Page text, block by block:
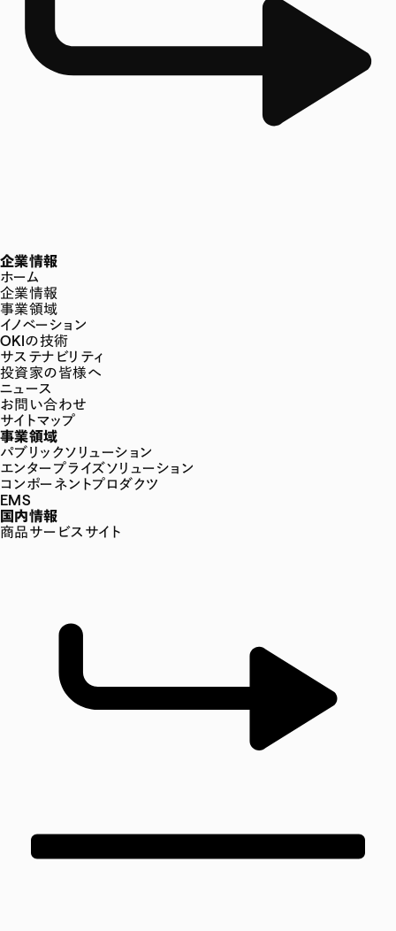
企業情報
ホーム
企業情報
事業領域
イノベーション
OKIの技術
サステナビリティ
投資家の皆様へ
ニュース
お問い合わせ
サイトマップ
事業領域
パブリックソリューション
エンタープライズソリューション
コンポーネントプロダクツ
EMS
国内情報
商品サービスサイト